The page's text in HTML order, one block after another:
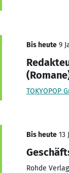
Bis heute 9
TOKYOPOP
Bis heute 13
Rohde Verlag